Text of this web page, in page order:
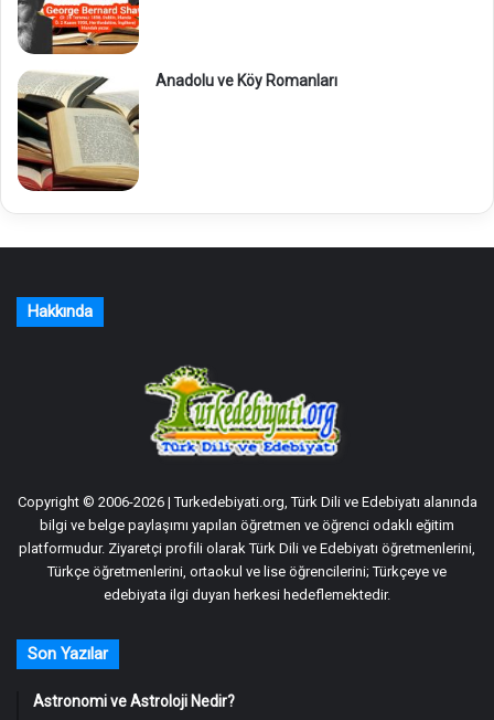
Anadolu ve Köy Romanları
Hakkında
Copyright © 2006-2026 | Turkedebiyati.org, Türk Dili ve Edebiyatı alanında
bilgi ve belge paylaşımı yapılan öğretmen ve öğrenci odaklı eğitim
platformudur. Ziyaretçi profili olarak Türk Dili ve Edebiyatı öğretmenlerini,
Türkçe öğretmenlerini, ortaokul ve lise öğrencilerini; Türkçeye ve
edebiyata ilgi duyan herkesi hedeflemektedir.
Son Yazılar
Astronomi ve Astroloji Nedir?